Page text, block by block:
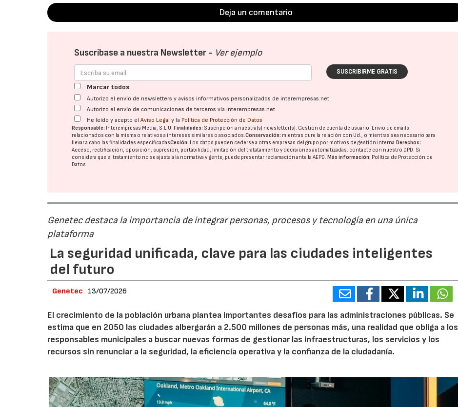
Deja un comentario
Suscríbase a nuestra Newsletter - Ver ejemplo
SUSCRIBIRME GRATIS
Marcar todos
Autorizo el envío de newsletters y avisos informativos personalizados de interempresas.net
Autorizo el envío de comunicaciones de terceros vía interempresas.net
He leído y acepto elAviso Legal y la Política de Protección de Datos
Responsable: Interempresas Media, S.L.U. Finalidades: Suscripción a nuestra(s) newsletter(s). Gestión de cuenta de usuario. Envío de emails
relacionados con la misma o relativos a intereses similares o asociados.Conservación: mientras dure la relación con Ud., o mientras sea necesario para
llevar a cabo las finalidades especificadasCesión: Los datos pueden cederse a otras empresas del grupo por motivos de gestión interna. Derechos:
Acceso, rectificación, oposición, supresión, portabilidad, limitación del tratatamiento y decisiones automatizadas: contacte con nuestro DPD. Si
considera que el tratamiento no se ajusta a la normativa vigente, puede presentar reclamación ante laAEPD. Más información: Política de Protección de
Datos
Genetec destaca la importancia de integrar personas, procesos y tecnología en una única
plataforma
La seguridad unificada, clave para las ciudades inteligentes
del futuro
Genetec 13/07/2026
El crecimiento de la población urbana plantea importantes desafíos para las administraciones públicas. Se
estima que en 2050 las ciudades albergarán a 2.500 millones de personas más, una realidad que obliga a los
responsables municipales a buscar nuevas formas de gestionar las infraestructuras, los servicios y los
recursos sin renunciar a la seguridad, la eficiencia operativa y la confianza de la ciudadanía.